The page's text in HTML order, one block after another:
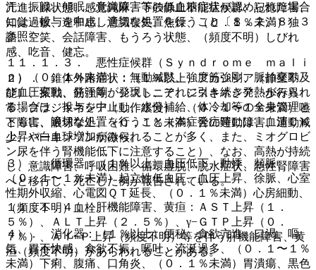
亢進、躁状態、感覚鈍麻、下肢静止不能症候群、記憶障害、
知覚過敏、違和感、意識喪失、焦燥、（０．１％未満）独
語、空笑、会話障害、もうろう状態、（頻度不明）しびれ
感、吃音、健忘。
２）． 錐体外路症状：（１％以上）アカシジア（静坐不
能）、振戦、筋強剛、ジストニア、ジスキネジア、歩行異
常、ブラジキネジア（動作緩慢）、（０．１〜１％未満）嚥
下障害、眼球挙上、（０．１％未満）舌の運動障害、運動減
少、パーキンソン病徴候。
３）． 循環器：（１％以上）血圧低下、動悸、頻脈、
（０．１〜１％未満）起立性低血圧、血圧上昇、徐脈、心室
性期外収縮、心電図ＱＴ延長、（０．１％未満）心房細動、
（頻度不明）血栓。
４）． 消化器：（１％以上）便秘、食欲亢進、口渇、嘔
気、胃不快感、食欲不振、嘔吐、流涎過多、（０．１〜１％
未満）下痢、腹痛、口角炎、（０．１％未満）胃潰瘍、黒色
汗、振戦、傾眠、意識障害等の低血糖症状が認められた場合
には、投与を中止し適切な処置を行うこと〔８．２、８．３
参照〕。
１１．１．３． 悪性症候群（Ｓｙｎｄｒｏｍｅ ｍａｌｉ
ｎ）（０．１％未満）：無動緘黙、強度筋強剛、脈拍変動及
び血圧変動、発汗等が発現し、それに引き続き発熱がみられ
る場合は、投与を中止し、水分補給、体冷却等の全身管理と
ともに、適切な処置を行うこと（本症発症時には、血清ＣＫ
上昇や白血球増加がみられることが多く、また、ミオグロビ
ン尿を伴う腎機能低下に注意すること）、なお、高熱が持続
し、意識障害、呼吸困難、循環虚脱、脱水症状、急性腎障害
へと移行し、死亡した例が報告されている。
１１．１．４． 肝機能障害、黄疸：ＡＳＴ上昇（１．
５％）、ＡＬＴ上昇（２．５％）、γ−ＧＴＰ上昇（０．
７％）、Ａｌ−Ｐ上昇（頻度不明）等を伴う肝機能障害、黄
疸（頻度不明）があらわれることがある。